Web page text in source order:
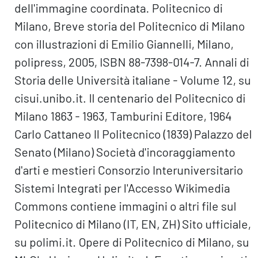
dell'immagine coordinata. Politecnico di
Milano, Breve storia del Politecnico di Milano
con illustrazioni di Emilio Giannelli, Milano,
polipress, 2005, ISBN 88-7398-014-7. Annali di
Storia delle Università italiane - Volume 12, su
cisui.unibo.it. Il centenario del Politecnico di
Milano 1863 - 1963, Tamburini Editore, 1964
Carlo Cattaneo Il Politecnico (1839) Palazzo del
Senato (Milano) Società d'incoraggiamento
d'arti e mestieri Consorzio Interuniversitario
Sistemi Integrati per l'Accesso Wikimedia
Commons contiene immagini o altri file sul
Politecnico di Milano (IT, EN, ZH) Sito ufficiale,
su polimi.it. Opere di Politecnico di Milano, su